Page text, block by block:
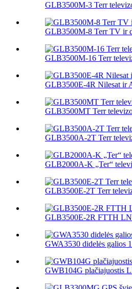
GLB3500M-3 Terr
GLB3500M-8 Terr TV ir
GLB3500M-16 Terr
GLB3500E-4R Nilesat ir
GLB3500MT Terr
GLB3500A-2T Terr
GLB2000A-K „Ter“
GLB3500E-2T Terr
GLB3500E-2R FTTH
GWA3530 didelės galios
GWB104G plačiajuostis